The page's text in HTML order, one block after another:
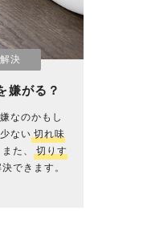
決
嫌がる？
なのかもし
ない 切れ味
た、
切りす
できます。